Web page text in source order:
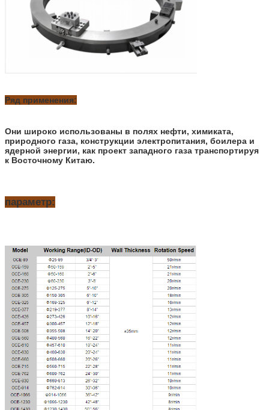
Ряд применения:
Они широко использованы в полях нефти, химиката,
природного газа, конструкции электропитания, боилера и
ядерной энергии, как проект западного газа транспортируя
к Восточному Китаю.
параметр: